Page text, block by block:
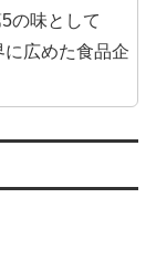
の味として
に広めた食品企